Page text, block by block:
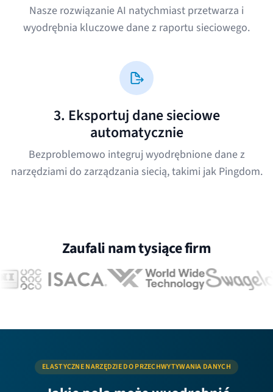
Nasze rozwiązanie AI natychmiast przetwarza i
wyodrębnia kluczowe dane z raportu sieciowego.
3. Eksportuj dane sieciowe
automatycznie
Bezproblemowo integruj wyodrębnione dane z
narzędziami do zarządzania siecią, takimi jak Pingdom.
Zaufali nam tysiące firm
ELASTYCZNE NARZĘDZIE DO PRZECHWYTYWANIA DANYCH